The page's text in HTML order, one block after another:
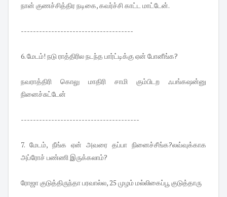
நான் குணச்சித்திர நடிகை, கவர்ச்சி காட்ட மாட்டேன்.
-------------------------------------
6. மேடம்! நடு ராத்திரில நடந்த பார்ட்டிக்கு ஏன் போனீங்க?
நவராத்திரி கொலு மாதிரி சாமி கும்பிடற ஃபங்கஷன்னு
நினைச்சுட்டேன்
---------------------------------------
7. மேடம், நீங்க ஏன் அவரை தப்பா நினைச்சீங்க?லவ்வுக்காக
அப்ரோச் பண்ணி இருக்கலாம்?
ரோஜா குடுத்திருந்தா பரவால்ல, 25 முழம் மல்லிகைப்பூ குடுத்தாரு